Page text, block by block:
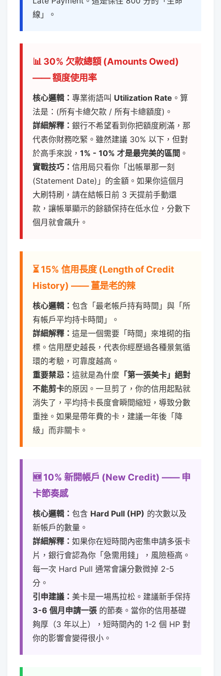
線」。
📊 30% 欠款總額 (Amounts Owed)
—— 額度使用率
核心邏輯： 專業術語叫 Utilization Rate 。算
法是：(所有卡總欠款 / 所有卡總額度)。
詳細解釋： 銀行不希望看到你把額度刷滿，那
代表你財務吃緊。雖然建議 30% 以下，但對
於高手來說， 1% - 10% 才是最完美的區間 。
實戰技巧： 信用局只看你「出帳單那一刻
(Statement Date)」的金額。如果你這個月
大刷特刷，請在結帳日前 3 天提前手動還
款，讓帳單顯示的餘額保持在低水位，分數下
個月就會飆升。
⏳ 15% 信用長度 (Length of Credit
History) —— 薑是老的辣
核心邏輯： 包含「最老帳戶持有時間」與「所
有帳戶平均持卡時間」。
詳細解釋： 這是一個需要「時間」來堆砌的指
標。信用歷史越長，代表你經歷過各種景氣循
環的考驗，可靠度越高。
重要禁忌： 這就是為什麼 「第一張美卡」絕對
不能剪卡的原因。一旦剪了，你的信用起點就
消失了，平均持卡長度會瞬間縮短，導致分數
重挫。如果是帶年費的卡，建議一年後「降
級」而非關卡。
🆕 10% 新開帳戶 (New Credit) —— 申
卡節奏感
核心邏輯： 包含 Hard Pull (HP) 的次數以及
新帳戶的數量。
詳細解釋： 如果你在短時間內密集申請多張卡
片，銀行會認為你「急需用錢」，風險極高。
每一次 Hard Pull 通常會讓分數微掉 2-5
分。
引申建議： 美卡是一場馬拉松。建議新手保持
3-6 個月申請一張 的節奏。當你的信用基礎
夠厚（3 年以上），短時間內的 1-2 個 HP 對
你的影響會變得很小。